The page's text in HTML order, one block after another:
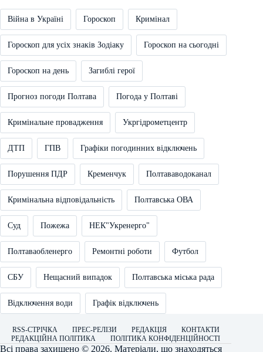
Війна в Україні Гороскоп Кримінал
Гороскоп для усіх знаків Зодіаку Гороскоп на сьогодні
Гороскоп на день Загиблі герої
Прогноз погоди Полтава Погода у Полтаві
Кримінальне провадження Укргідрометцентр
ДТП ГПВ Графіки погодинних відключень
Порушення ПДР Кременчук Полтававодоканал
Кримінальна відповідальність Полтавська ОВА
Суд Пожежа НЕК"Укренерго"
Полтаваобленерго Ремонтні роботи Футбол
СБУ Нещасний випадок Полтавська міська рада
Відключення води Графік відключень
RSS-СТРІЧКА ПРЕС-РЕЛІЗИ РЕДАКЦІЯ
КОНТАКТИ
РЕДАКЦІЙНА ПОЛІТИКА
ПОЛІТИКА КОНФІДЕНЦІЙНОСТІ
Всі права захищено © 2026. Матеріали, що знаходяться